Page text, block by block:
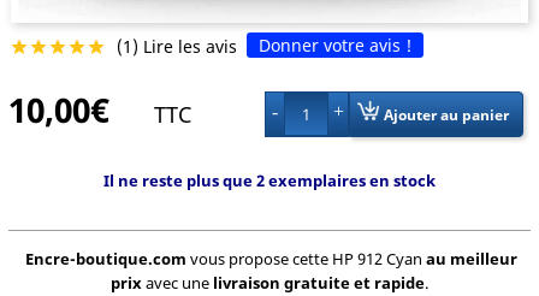
 (1) Lire les avis Donner votre avis !
10,00€ TTC 1 Ajouter au panier
Il ne reste plus que 2 exemplaires en stock
Encre-boutique.com vous propose cette HP 912 Cyan au meilleur
prixavec une livraison gratuite et rapide.